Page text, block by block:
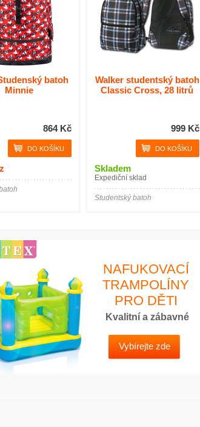
batoh
Minnie
864 Kč
Walker studentský batoh
Classic Cross, 28 litrů
999 Kč
Skladem
Expediční sklad
Studentský batoh
NAFUKOVACÍ
TRAMPOLÍNY
PRO DĚTI
Kvalitní a zábavné
Vybírejte zde